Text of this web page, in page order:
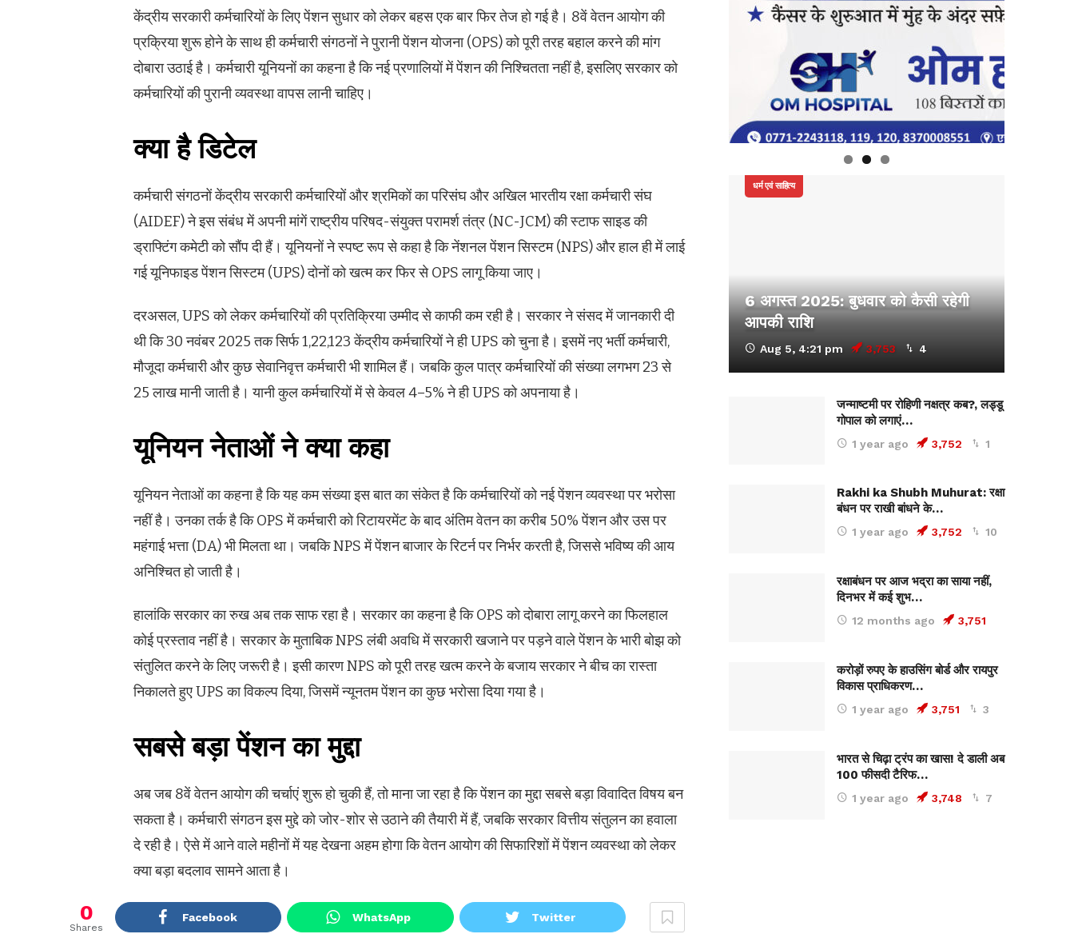
केंद्रीय सरकारी कर्मचारियों के लिए पेंशन सुधार को लेकर बहस एक बार फिर तेज हो गई है। 8वें वेतन आयोग की
प्रक्रिया शुरू होने के साथ ही कर्मचारी संगठनों ने पुरानी पेंशन योजना (OPS) को पूरी तरह बहाल करने की मांग
दोबारा उठाई है। कर्मचारी यूनियनों का कहना है कि नई प्रणालियों में पेंशन की निश्चितता नहीं है, इसलिए सरकार को
कर्मचारियों की पुरानी व्यवस्था वापस लानी चाहिए।
क्या है डिटेल
कर्मचारी संगठनों केंद्रीय सरकारी कर्मचारियों और श्रमिकों का परिसंघ और अखिल भारतीय रक्षा कर्मचारी संघ
(AIDEF) ने इस संबंध में अपनी मांगें राष्ट्रीय परिषद-संयुक्त परामर्श तंत्र (NC-JCM) की स्टाफ साइड की
ड्राफ्टिंग कमेटी को सौंप दी हैं। यूनियनों ने स्पष्ट रूप से कहा है कि नेंशनल पेंशन सिस्टम (NPS) और हाल ही में लाई
गई यूनिफाइड पेंशन सिस्टम (UPS) दोनों को खत्म कर फिर से OPS लागू किया जाए।
दरअसल, UPS को लेकर कर्मचारियों की प्रतिक्रिया उम्मीद से काफी कम रही है। सरकार ने संसद में जानकारी दी
थी कि 30 नवंबर 2025 तक सिर्फ 1,22,123 केंद्रीय कर्मचारियों ने ही UPS को चुना है। इसमें नए भर्ती कर्मचारी,
मौजूदा कर्मचारी और कुछ सेवानिवृत्त कर्मचारी भी शामिल हैं। जबकि कुल पात्र कर्मचारियों की संख्या लगभग 23 से
25 लाख मानी जाती है। यानी कुल कर्मचारियों में से केवल 4–5% ने ही UPS को अपनाया है।
यूनियन नेताओं ने क्या कहा
यूनियन नेताओं का कहना है कि यह कम संख्या इस बात का संकेत है कि कर्मचारियों को नई पेंशन व्यवस्था पर भरोसा
नहीं है। उनका तर्क है कि OPS में कर्मचारी को रिटायरमेंट के बाद अंतिम वेतन का करीब 50% पेंशन और उस पर
महंगाई भत्ता (DA) भी मिलता था। जबकि NPS में पेंशन बाजार के रिटर्न पर निर्भर करती है, जिससे भविष्य की आय
अनिश्चित हो जाती है।
हालांकि सरकार का रुख अब तक साफ रहा है। सरकार का कहना है कि OPS को दोबारा लागू करने का फिलहाल
कोई प्रस्ताव नहीं है। सरकार के मुताबिक NPS लंबी अवधि में सरकारी खजाने पर पड़ने वाले पेंशन के भारी बोझ को
संतुलित करने के लिए जरूरी है। इसी कारण NPS को पूरी तरह खत्म करने के बजाय सरकार ने बीच का रास्ता
निकालते हुए UPS का विकल्प दिया, जिसमें न्यूनतम पेंशन का कुछ भरोसा दिया गया है।
सबसे बड़ा पेंशन का मुद्दा
अब जब 8वें वेतन आयोग की चर्चाएं शुरू हो चुकी हैं, तो माना जा रहा है कि पेंशन का मुद्दा सबसे बड़ा विवादित विषय बन
सकता है। कर्मचारी संगठन इस मुद्दे को जोर-शोर से उठाने की तैयारी में हैं, जबकि सरकार वित्तीय संतुलन का हवाला
दे रही है। ऐसे में आने वाले महीनों में यह देखना अहम होगा कि वेतन आयोग की सिफारिशों में पेंशन व्यवस्था को लेकर
क्या बड़ा बदलाव सामने आता है।
0
Shares
Facebook WhatsApp Twitter
धर्म एवं साहित्य
6 अगस्त 2025: बुधवार को कैसी रहेगी
आपकी राशि
Aug 5, 4:21 pm 3,753 4
जन्माष्टमी पर रोहिणी नक्षत्र कब?, लड्डू
गोपाल को लगाएं…
1 year ago 3,752 1
Rakhi ka Shubh Muhurat: रक्षा
बंधन पर राखी बांधने के…
1 year ago 3,752 10
रक्षाबंधन पर आज भद्रा का साया नहीं,
दिनभर में कई शुभ…
12 months ago 3,751
करोड़ों रुपए के हाउसिंग बोर्ड और रायपुर
विकास प्राधिकरण…
1 year ago 3,751 3
भारत से चिढ़ा ट्रंप का खास! दे डाली अब
100 फीसदी टैरिफ…
1 year ago 3,748 7